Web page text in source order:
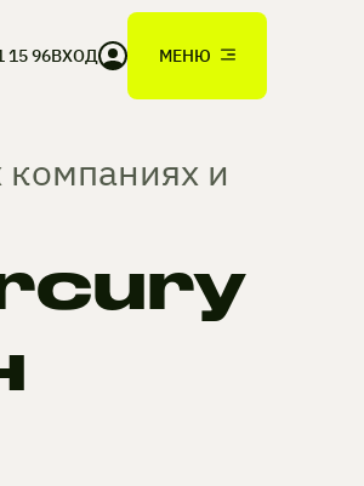
15 96ВХОД МЕНЮ
и